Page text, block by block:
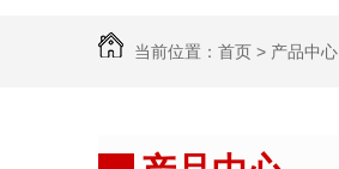
当前位置： 首页 > 产品中心